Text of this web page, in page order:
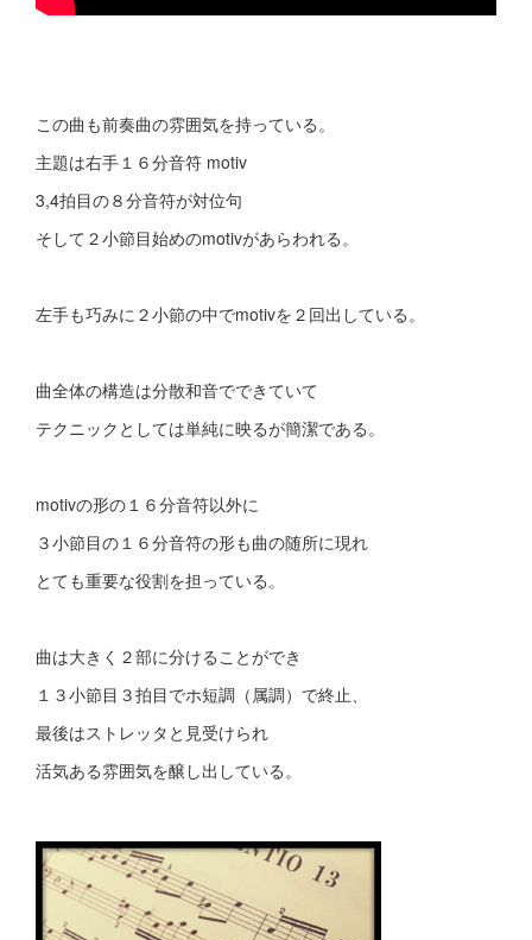
この曲も前奏曲の雰囲気を持っている。
主題は右手１６分音符 motiv
3,4拍目の８分音符が対位句
そして２小節目始めのmotivがあらわれる。
左手も巧みに２小節の中でmotivを２回出している。
曲全体の構造は分散和音でできていて
テクニックとしては単純に映るが簡潔である。
motivの形の１６分音符以外に
３小節目の１６分音符の形も曲の随所に現れ
とても重要な役割を担っている。
曲は大きく２部に分けることができ
１３小節目３拍目でホ短調（属調）で終止、
最後はストレッタと見受けられ
活気ある雰囲気を醸し出している。